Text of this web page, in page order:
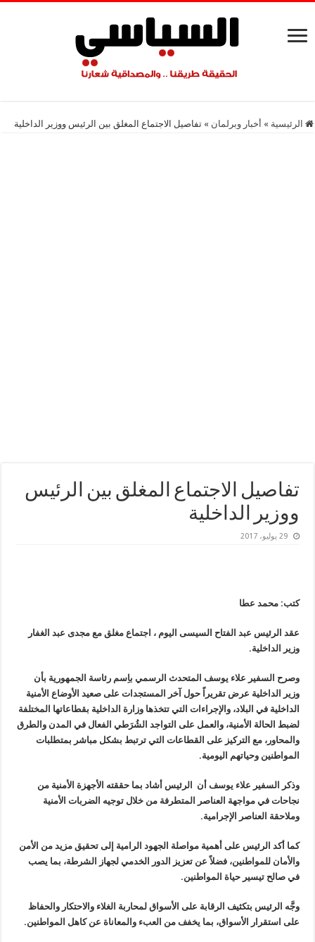
الرئيسية » أخبار وبرلمان » تفاصيل الاجتماع المغلق بين الرئيس ووزير الداخلية
تفاصيل الاجتماع المغلق بين الرئيس
ووزير الداخلية
29 يوليو، 2017
كتب: محمد عطا
عقد الرئيس عبد الفتاح السيسى اليوم ، اجتماع مغلق مع مجدى عبد الغفار
وزير الداخلية.
وصرح السفير علاء يوسف المتحدث الرسمي باِسم رئاسة الجمهورية بأن
وزير الداخلية عرض تقريراً حول آخر المستجدات على صعيد الأوضاع الأمنية
الداخلية في البلاد، والإجراءات التي تتخذها وزارة الداخلية بقطاعاتها المختلفة
لضبط الحالة الأمنية، والعمل على التواجد الشُرَطي الفعال في المدن والطرق
والمحاور، مع التركيز على القطاعات التي ترتبط بشكل مباشر بمتطلبات
المواطنين وحياتهم اليومية.
وذكر السفير علاء يوسف أن الرئيس أشاد بما حققته الأجهزة الأمنية من
نجاحات في مواجهة العناصر المتطرفة من خلال توجيه الضربات الأمنية
وملاحقة العناصر الإجرامية.
كما أكد الرئيس على أهمية مواصلة الجهود الرامية إلى تحقيق مزيد من الأمن
والأمان للمواطنين، فضلاً عن تعزيز الدور الخدمي لجهاز الشرطة، بما يصب
في صالح تيسير حياة المواطنين.
وجَّه الرئيس بتكثيف الرقابة على الأسواق لمحاربة الغلاء والاحتكار والحفاظ
على استقرار الأسواق، بما يخفف من العبء والمعاناة عن كاهل المواطنين.